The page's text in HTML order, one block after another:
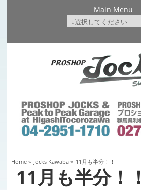
Main Menu
Home» Jocks Kawaba » 11月も半分！！
11月も半分！！